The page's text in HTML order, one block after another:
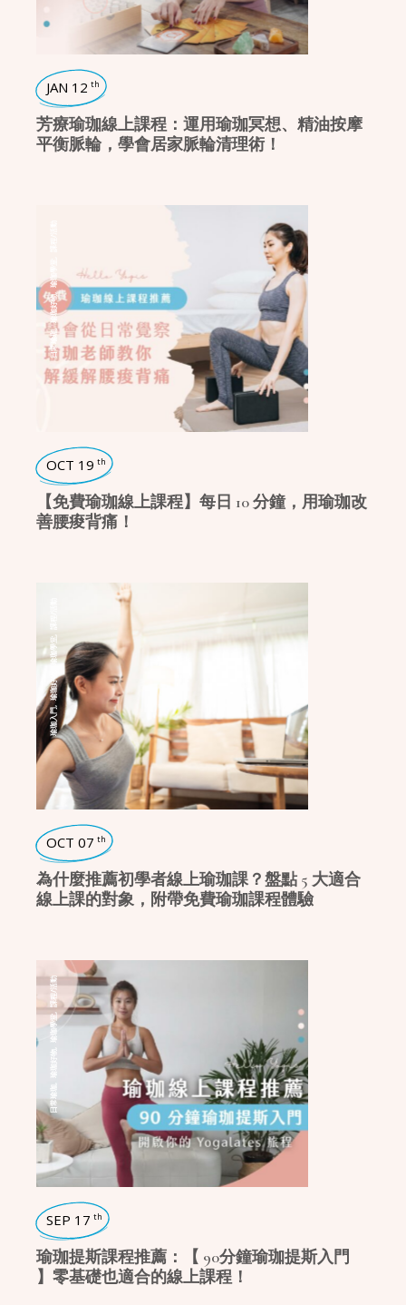
JAN 12 th
芳療瑜珈線上課程：運用瑜珈冥想、精油按摩
平衡脈輪，學會居家脈輪清理術！
日常瑜珈
瑜珈好物
瑜珈學堂
OCT 19 th
【免費瑜珈線上課程】每日 10 分鐘，用瑜珈改
善腰痠背痛！
瑜珈入門
瑜珈好物
瑜珈學堂
OCT 07 th
為什麼推薦初學者線上瑜珈課？盤點 5 大適合
線上課的對象，附帶免費瑜珈課程體驗
日常瑜珈
瑜珈好物
瑜珈學堂
課程/活動
SEP 17 th
瑜珈提斯課程推薦：【 90分鐘瑜珈提斯入門
】零基礎也適合的線上課程！